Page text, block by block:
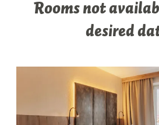
Rooms not
desired